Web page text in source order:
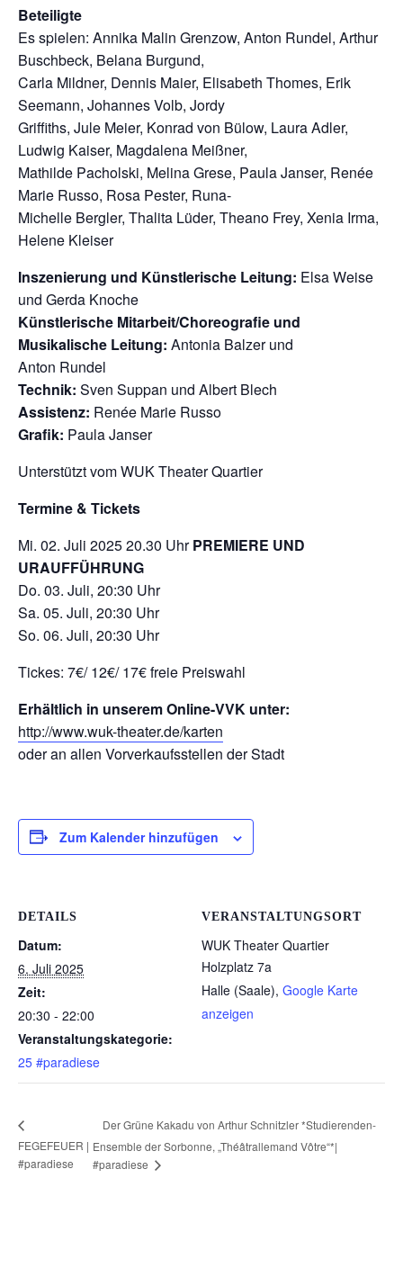
Beteiligte
Es spielen: Annika Malin Grenzow, Anton Rundel, Arthur
Buschbeck, Belana Burgund,
Carla Mildner, Dennis Maier, Elisabeth Thomes, Erik
Seemann, Johannes Volb, Jordy
Griffiths, Jule Meier, Konrad von Bülow, Laura Adler,
Ludwig Kaiser, Magdalena Meißner,
Mathilde Pacholski, Melina Grese, Paula Janser, Renée
Marie Russo, Rosa Pester, Runa-
Michelle Bergler, Thalita Lüder, Theano Frey, Xenia Irma,
Helene Kleiser
Inszenierung und Künstlerische Leitung: Elsa Weise
und Gerda Knoche
Künstlerische Mitarbeit/Choreografie und
Musikalische Leitung: Antonia Balzer und
Anton Rundel
Technik: Sven Suppan und Albert Blech
Assistenz: Renée Marie Russo
Grafik: Paula Janser
Unterstützt vom WUK Theater Quartier
Termine & Tickets
Mi. 02. Juli 2025 20.30 UhrPREMIERE UND
URAUFFÜHRUNG
Do. 03. Juli, 20:30 Uhr
Sa. 05. Juli, 20:30 Uhr
So. 06. Juli, 20:30 Uhr
Tickes: 7€/ 12€/ 17€ freie Preiswahl
Erhältlich in unserem Online-VVK unter:
http://www.wuk-theater.de/karten
oder an allen Vorverkaufsstellen der Stadt
Zum Kalender hinzufügen
DETAILS
Datum:
6. Juli 2025
Zeit:
20:30 - 22:00
Veranstaltungskategorie:
25 #paradiese
VERANSTALTUNGSORT
WUK Theater Quartier
Holzplatz 7a
Halle (Saale), Google Karte
anzeigen
FEGEFEUER |
#paradiese
Der Grüne Kakadu von Arthur Schnitzler *Studierenden-
Ensemble der Sorbonne, „Théâtrallemand Vôtre“*|
#paradiese